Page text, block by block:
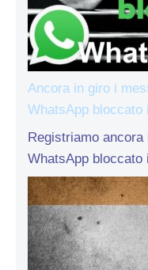
Ancora in giro i
WhatsApp bloccato
Registriamo
WhatsApp bloccato